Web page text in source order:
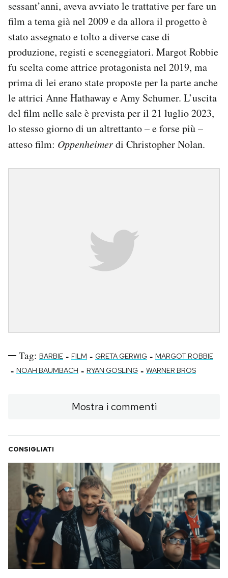
sessant’anni, aveva avviato le trattative per fare un
film a tema già nel 2009 e da allora il progetto è
stato assegnato e tolto a diverse case di
produzione, registi e sceneggiatori. Margot Robbie
fu scelta come attrice protagonista nel 2019, ma
prima di lei erano state proposte per la parte anche
le attrici Anne Hathaway e Amy Schumer. L’uscita
del film nelle sale è prevista per il 21 luglio 2023,
lo stesso giorno di un altrettanto – e forse più –
atteso film: Oppenheimerdi Christopher Nolan.
Tag: BARBIE - FILM - GRETA GERWIG - MARGOT ROBBIE
- NOAH BAUMBACH - RYAN GOSLING - WARNER BROS
Mostra i commenti
CONSIGLIATI